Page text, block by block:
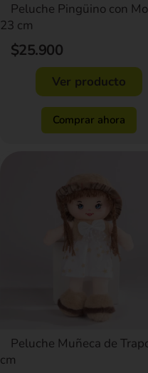
Peluche Pingüino con
23 cm
$25.900
Ver producto
Comprar ahora
Peluche Muñeca de
cm